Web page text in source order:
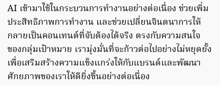
AI เข้ามาใช้ในกระบวนการทำงานอย่างต่อเนื่อง ช่วยเพิ่ม
ประสิทธิภาพการทำงาน และช่วยเปลี่ยนจินตนาการให้
กลายเป็นคอนเทนต์ที่จับต้องได้จริง ตรงกับความสนใจ
ของกลุ่มเป้าหมาย เรามุ่งมั่นที่จะก้าวต่อไปอย่างไม่หยุดยั้ง
เพื่อเสริมสร้างความแข็งแกร่งให้กับแบรนด์และพัฒนา
ศักยภาพของเราให้ดียิ่งขึ้นอย่างต่อเนื่อง